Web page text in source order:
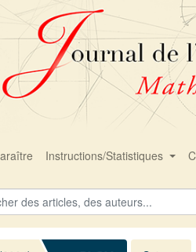
Instructions/Statistiques